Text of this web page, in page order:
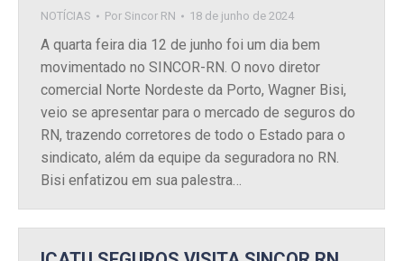
NOTÍCIAS Por Sincor RN 18 de junho de 2024
A quarta feira dia 12 de junho foi um dia bem
movimentado no SINCOR-RN. O novo diretor
comercial Norte Nordeste da Porto, Wagner Bisi,
veio se apresentar para o mercado de seguros do
RN, trazendo corretores de todo o Estado para o
sindicato, além da equipe da seguradora no RN.
Bisi enfatizou em sua palestra…